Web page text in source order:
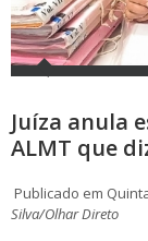
Juíza anula
ALMT que
Publicado em
Silva/Olhar Direto